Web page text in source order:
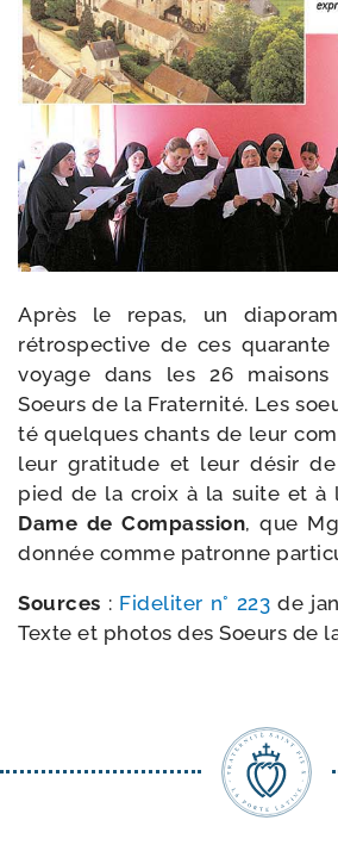
Après le repas, un
rétros­pec­tive de ces
voyage dans les 26
Soeurs de la Fraternité. Les
té quelques chants de leur
leur gra­ti­tude et leur désir
pied de la croix à la suite et à
Dame de Compassion, que
don­née comme patronne
Sources : Fideliter n° 223 de
Texte et pho­tos des Soeurs de